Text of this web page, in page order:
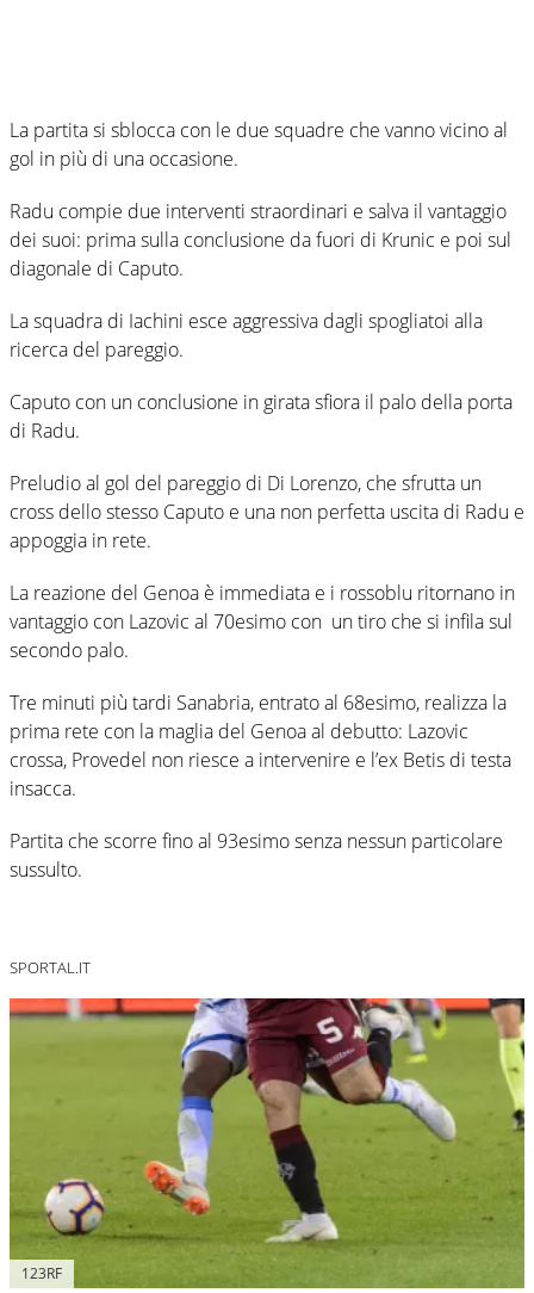
La partita si sblocca con le due squadre che vanno vicino al
gol in più di una occasione.
Radu compie due interventi straordinari e salva il vantaggio
dei suoi: prima sulla conclusione da fuori di Krunic e poi sul
diagonale di Caputo.
La squadra di Iachini esce aggressiva dagli spogliatoi alla
ricerca del pareggio.
Caputo con un conclusione in girata sfiora il palo della porta
di Radu.
Preludio al gol del pareggio di Di Lorenzo, che sfrutta un
cross dello stesso Caputo e una non perfetta uscita di Radu e
appoggia in rete.
La reazione del Genoa è immediata e i rossoblu ritornano in
vantaggio con Lazovic al 70esimo con un tiro che si infila sul
secondo palo.
Tre minuti più tardi Sanabria, entrato al 68esimo, realizza la
prima rete con la maglia del Genoa al debutto: Lazovic
crossa, Provedel non riesce a intervenire e l’ex Betis di testa
insacca.
Partita che scorre fino al 93esimo senza nessun particolare
sussulto.
SPORTAL.IT
123RF